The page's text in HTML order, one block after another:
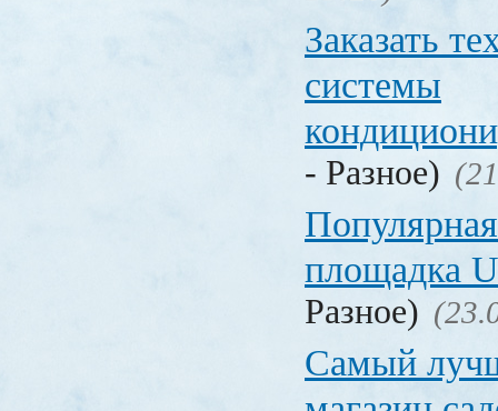
Заказать
системы
- Разное)
площадка
Разное)
Самый